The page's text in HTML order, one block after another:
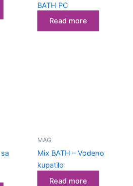
BATH PC
Read more
MAG
Mix BATH – Vodeno
kupatilo
Read more